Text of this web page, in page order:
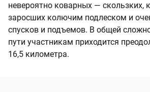
невероятно коварных — скользких,
заросших колючим подлеском и
спусков и подъемов. В общей
пути участникам приходится
16,5 километра.